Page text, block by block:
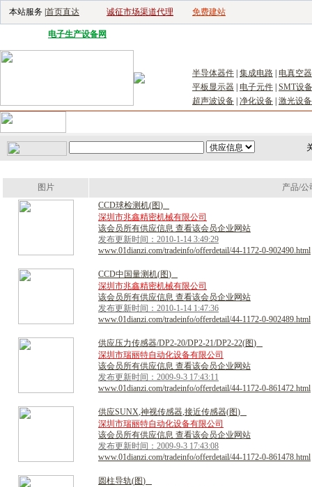
本站服务 | 首页直达 诚征市场渠道代理 免费建站
电子生产设备网
半导体器件 集成电路
电真空
平板显示器
电子元件 SMT设备
超声波设备 净化设备 激光设备
图片
产品/公
CCD球检测机(图)
深圳市兆鑫精密机械有限公司
该会员所有供应信息 查看该会员企业网站
发布更新时间：2010-1-14 3:49:29
www.01dianzi.com/tradeinfo/offerdetail/44-1172-0-902490.html
CCD中 国量测机(图)
深圳市兆鑫精密机械有限公司
该会员所有供应信息 查看该会员企业网站
发布更新时间：2010-1-14 1:47:36
www.01dianzi.com/tradeinfo/offerdetail/44-1172-0-902489.html
供应压力传感器/DP2-20/DP2-21/DP2-22(图)
深圳市瑞丽特自动化设备有限公司
该会员所有供应信息 查看该会员企业网站
发布更新时间：2009-9-3 17:43:11
www.01dianzi.com/tradeinfo/offerdetail/44-1172-0-861472.html
供应SUNX,神视传感器,接近传感器(图)
深圳市瑞丽特自动化设备有限公司
该会员所有供应信息 查看该会员企业网站
发布更新时间：2009-9-3 17:43:08
www.01dianzi.com/tradeinfo/offerdetail/44-1172-0-861478.html
圆柱导轨(图)